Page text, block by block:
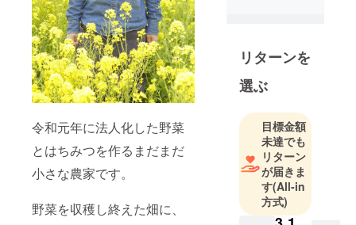
令和元年に法人化した野菜
とはちみつを作るまだまだ
小さな農家です。
野菜を収穫し終えた畑に、
野菜を収穫
した畑に、
花の種をま
き、畑を休
ませると同
時に花から
ハチミツを
収穫し、お
花畑はイン
リターンを
選ぶ
目標金額
未達でも
リターン
が届きま
す(All-in
方式)